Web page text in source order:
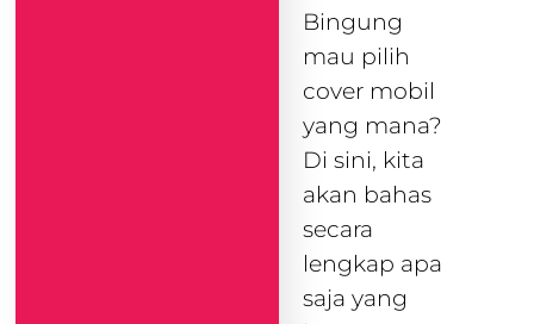
Bingung
mau pilih
cover mobil
yang mana?
Di sini, kita
akan bahas
secara
lengkap apa
saja yang